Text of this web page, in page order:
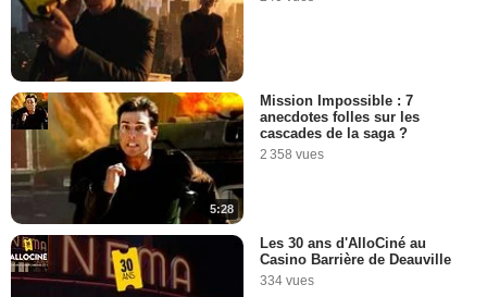
5:28
Mission Impossible : 7
anecdotes folles sur les
cascades de la saga ?
2 358 vues
Les 30 ans d'AlloCiné au
Casino Barrière de Deauville
334 vues